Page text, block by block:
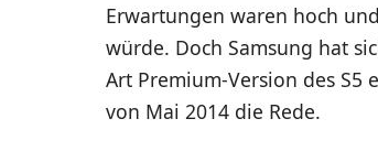
Erwartungen waren hoch
würde. Doch Samsung hat
Art Premium-Version des S5
von Mai 2014 die Rede.